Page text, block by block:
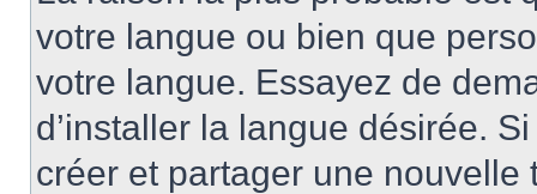
votre langue ou bien que
votre langue. Essayez de
d’installer la langue désirée.
créer et partager une